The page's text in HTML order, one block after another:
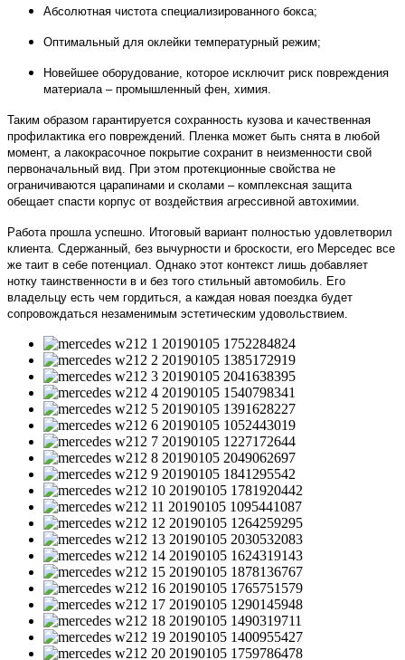
Абсолютная чистота специализированного бокса;
Оптимальный для оклейки температурный режим;
Новейшее оборудование, которое исключит риск повреждения
материала – промышленный фен, химия.
Таким образом гарантируется сохранность кузова и качественная
профилактика его повреждений. Пленка может быть снята в любой
момент, а лакокрасочное покрытие сохранит в неизменности свой
первоначальный вид. При этом протекционные свойства не
ограничиваются царапинами и сколами – комплексная защита
обещает спасти корпус от воздействия агрессивной автохимии.
Работа прошла успешно. Итоговый вариант полностью удовлетворил
клиента. Сдержанный, без вычурности и броскости, его Мерседес все
же таит в себе потенциал. Однако этот контекст лишь добавляет
нотку таинственности в и без того стильный автомобиль. Его
владельцу есть чем гордиться, а каждая новая поездка будет
сопровождаться незаменимым эстетическим удовольствием.